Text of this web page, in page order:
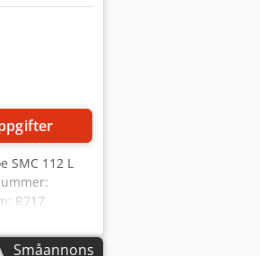
SMC 112 L
R717
2180 mm
för drift i
Småannons